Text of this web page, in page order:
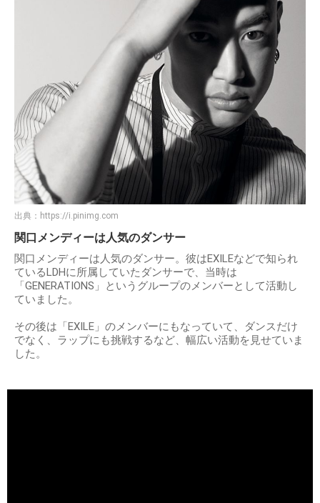
出典： https://i.pinimg.com
関口メンディーは人気のダンサー
関口メンディーは人気のダンサー。彼はEXILEなどで知られ
ているLDHに所属していたダンサーで、当時は
「GENERATIONS」というグループのメンバーとして活動し
ていました。
その後は「EXILE」のメンバーにもなっていて、ダンスだけ
でなく、ラップにも挑戦するなど、幅広い活動を見せていま
した。